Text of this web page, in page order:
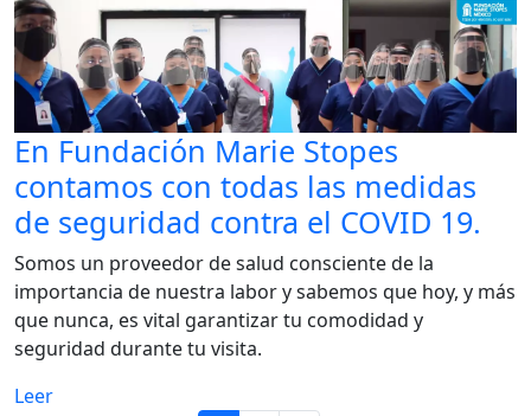
En Fundación Marie Stopes
contamos con todas las medidas
de seguridad contra el COVID 19.
Somos un proveedor de salud consciente de la
importancia de nuestra labor y sabemos que hoy, y más
que nunca, es vital garantizar tu comodidad y
seguridad durante tu visita.
Leer